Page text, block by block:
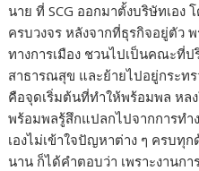
นาย ที่ SCG ออกมาตั้งบริษัทเอง
ครบวงจร หลังจากที่ธุรกิจอยู่ตัว
ทางการเมือง ชวนไปเป็นคณะที่
สาธารณสุข และย้ายไปอยู่กระท
คือจุดเริ่มต้นที่ทำให้พร้อมพล หล
พร้อมพลรู้สึกแปลกไปจากการทำ
เองไม่เข้าใจปัญหาต่าง ๆ ครบทุ
นาน ก็ได้คำตอบว่า เพราะงานกา